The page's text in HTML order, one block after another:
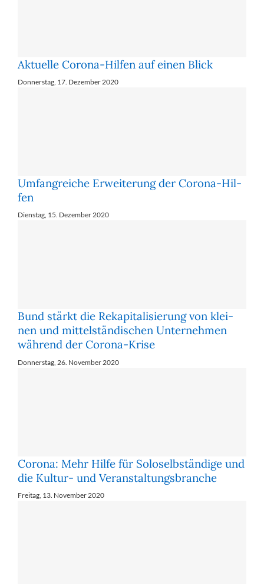
Aktuelle Corona-Hilfen auf einen Blick
Donnerstag, 17. Dezember 2020
Um­fang­rei­che Er­wei­te­rung der Co­ro­na-Hil­
fen
Dienstag, 15. Dezember 2020
Bund stärkt die Re­ka­pi­ta­li­sie­rung von klei­
nen und mit­tel­stän­di­schen Un­ter­neh­men
wäh­rend der Co­ro­na-Kri­se
Donnerstag, 26. November 2020
Corona: Mehr Hil­fe für So­lo­selb­stän­di­ge und
die Kul­tur- und Ver­an­stal­tungs­bran­che
Freitag, 13. November 2020